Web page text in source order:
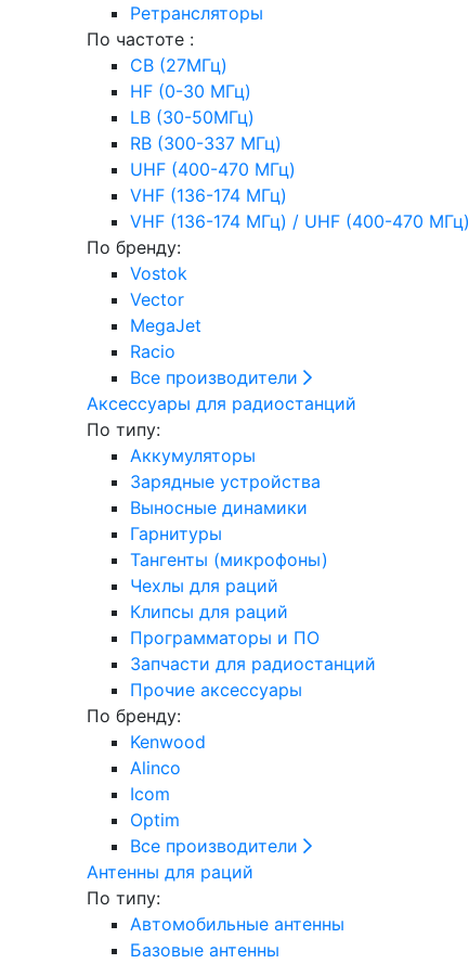
Ретрансляторы
По частоте :
CB (27МГц)
HF (0-30 МГц)
LB (30-50МГц)
RB (300-337 МГц)
UHF (400-470 МГц)
VHF (136-174 МГц)
VHF (136-174 МГц) / UHF (400-470 МГц)
По бренду:
Vostok
Vector
MegaJet
Racio
Все производители
Аксессуары для радиостанций
По типу:
Аккумуляторы
Зарядные устройства
Выносные динамики
Гарнитуры
Тангенты (микрофоны)
Чехлы для раций
Клипсы для раций
Программаторы и ПО
Запчасти для радиостанций
Прочие аксессуары
По бренду:
Kenwood
Alinco
Icom
Optim
Все производители
Антенны для раций
По типу:
Автомобильные антенны
Базовые антенны